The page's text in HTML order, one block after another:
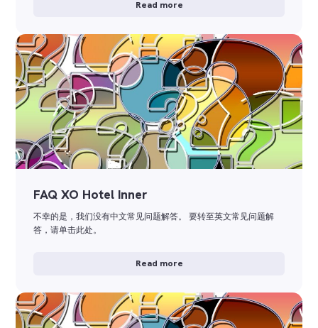
Read more
FAQ XO Hotel Inner
不幸的是，我们没有中文常见问题解答。 要转至英文常见问题解
答，请单击此处。
Read more